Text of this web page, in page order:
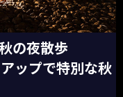
の夜散歩
ップで特別な秋